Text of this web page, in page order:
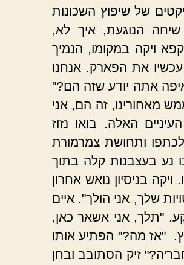
של שיפוץ השכונות
הנוגעת, איך לא,
ויקה במקומו, הנמיך
עכשיו את הפארק. אנחנו
אתה יודע שזה הם?"
מאחורינו, זה הם, אני
האלה. בואו נזוז
ותחושת צמרמורת
נע בעצבנות קלה בתוך
בניסיון נואש אחרון
שלך, אני הולך". איים
"תלך, אני אשאר כאן,
"אז מה?" הפתיע אותו
זיק הסתובב ובחן